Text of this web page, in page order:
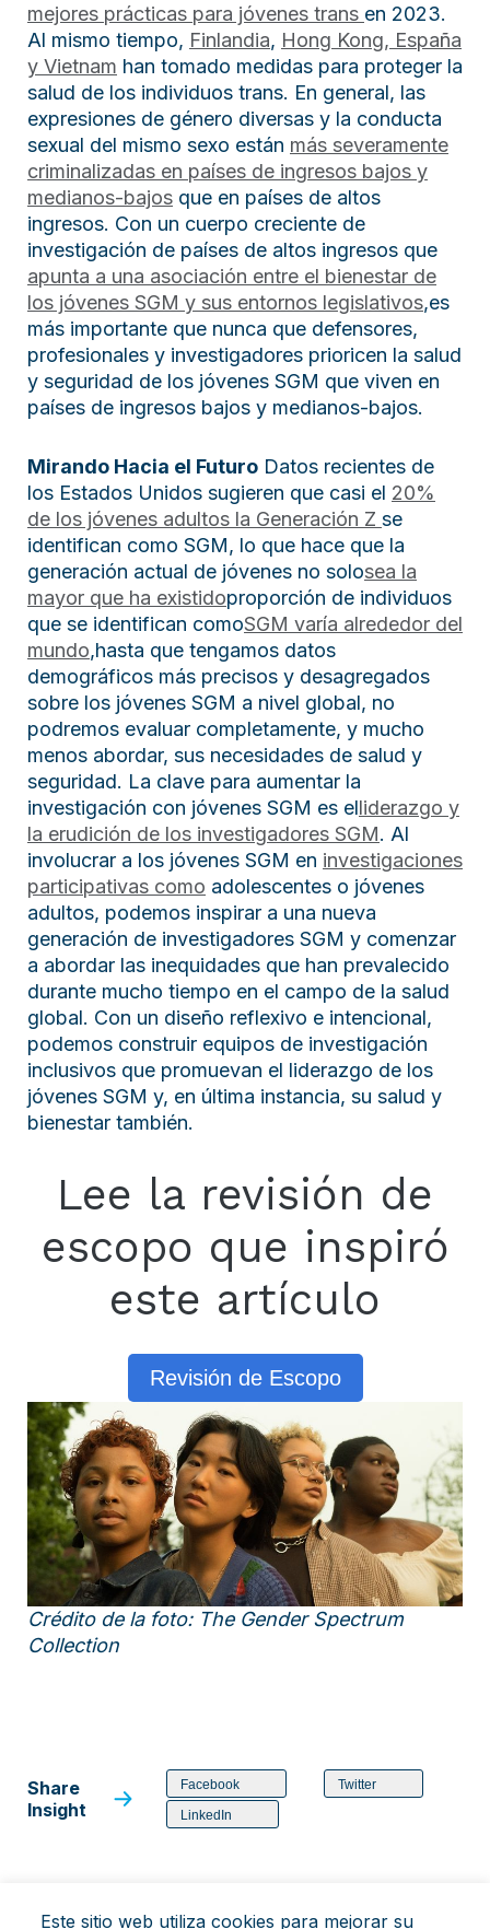
mejores prácticas para jóvenes trans en 2023.
Al mismo tiempo, Finlandia, Hong Kong, España
y Vietnam han tomado medidas para proteger la
salud de los individuos trans. En general, las
expresiones de género diversas y la conducta
sexual del mismo sexo están más severamente
criminalizadas en países de ingresos bajos y
medianos-bajos que en países de altos
ingresos. Con un cuerpo creciente de
investigación de países de altos ingresos que
apunta a una asociación entre el bienestar de
los jóvenes SGM y sus entornos legislativos,es
más importante que nunca que defensores,
profesionales y investigadores prioricen la salud
y seguridad de los jóvenes SGM que viven en
países de ingresos bajos y medianos-bajos.
Mirando Hacia el Futuro Datos recientes de
los Estados Unidos sugieren que casi el 20%
de los jóvenes adultos la Generación Z se
identifican como SGM, lo que hace que la
generación actual de jóvenes no solosea la
mayor que ha existidoproporción de individuos
que se identifican comoSGM varía alrededor del
mundo,hasta que tengamos datos
demográficos más precisos y desagregados
sobre los jóvenes SGM a nivel global, no
podremos evaluar completamente, y mucho
menos abordar, sus necesidades de salud y
seguridad. La clave para aumentar la
investigación con jóvenes SGM es elliderazgo y
la erudición de los investigadores SGM. Al
involucrar a los jóvenes SGM en investigaciones
participativas como adolescentes o jóvenes
adultos, podemos inspirar a una nueva
generación de investigadores SGM y comenzar
a abordar las inequidades que han prevalecido
durante mucho tiempo en el campo de la salud
global. Con un diseño reflexivo e intencional,
podemos construir equipos de investigación
inclusivos que promuevan el liderazgo de los
jóvenes SGM y, en última instancia, su salud y
bienestar también.
Lee la revisión de
escopo que inspiró
este artículo
Revisión de Escopo
Crédito de la foto: The Gender Spectrum
Collection
Share
Insight
Facebook
Twitter
LinkedIn
Este sitio web utiliza cookies para mejorar su